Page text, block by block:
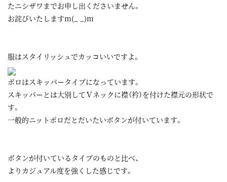
たニシザワまでお申し出くださいません。
お詫びいたしますm(_ _)m
服はスタイリッシュでカッコいいですよ。
ポロはスキッパータイプになっています。
スキッパーとは大別してＶネックに襟（衿）を付けた襟元の形状で
す。
一般的ニットポロだとだいたいボタンが付いています。
ボタンが付いているタイプのものと比べ、
よりカジュアル度を強くした感じです。